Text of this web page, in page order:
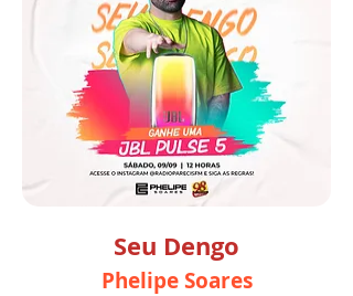
Seu Dengo
Phelipe Soares